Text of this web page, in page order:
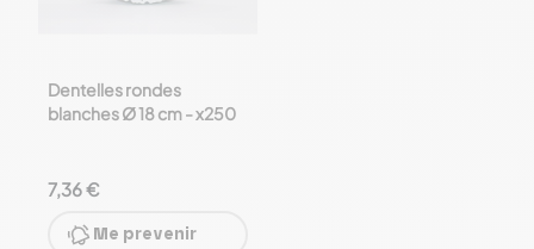
Dentelles rondes
blanches Ø 18 cm - x250
7,36 €
Me prevenir